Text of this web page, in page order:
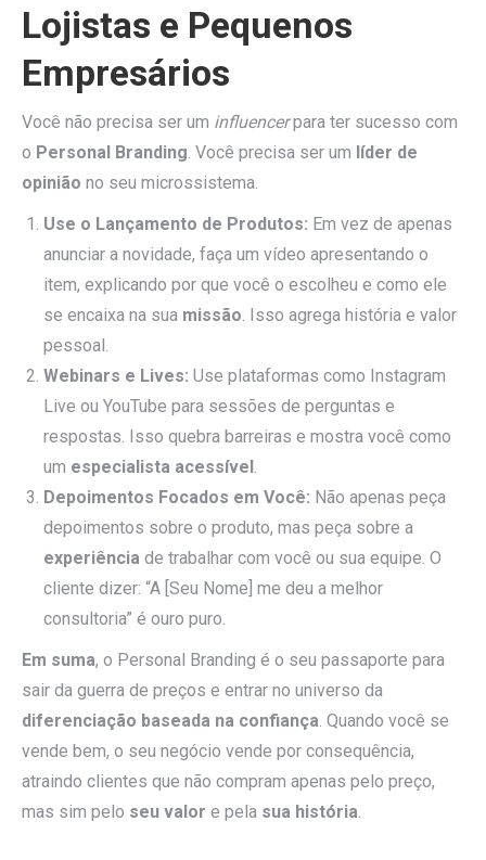
Lojistas e Pequenos
Empresários
Você não precisa ser um influencerpara ter sucesso com
o Personal Branding. Você precisa ser um líder de
opinião no seu microssistema.
Use o Lançamento de Produtos: Em vez de apenas
anunciar a novidade, faça um vídeo apresentando o
item, explicando por que você o escolheu e como ele
se encaixa na sua missão. Isso agrega história e valor
pessoal.
Webinars e Lives: Use plataformas como Instagram
Live ou YouTube para sessões de perguntas e
respostas. Isso quebra barreiras e mostra você como
um especialista acessível.
Depoimentos Focados em Você: Não apenas peça
depoimentos sobre o produto, mas peça sobre a
experiência de trabalhar com você ou sua equipe. O
cliente dizer: “A [Seu Nome] me deu a melhor
consultoria” é ouro puro.
Em suma, o Personal Branding é o seu passaporte para
sair da guerra de preços e entrar no universo da
diferenciação baseada na confiança. Quando você se
vende bem, o seu negócio vende por consequência,
atraindo clientes que não compram apenas pelo preço,
mas sim pelo seu valor e pela sua história.